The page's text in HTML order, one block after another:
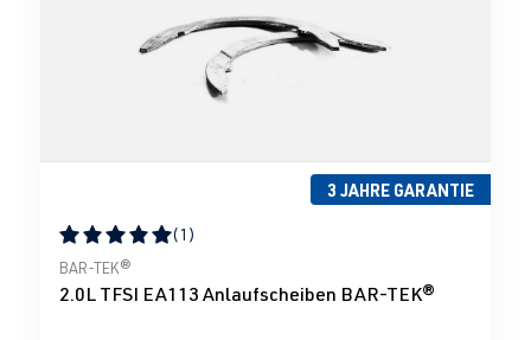
3 JAHRE GARANTIE
Durchschnittliche Bewertung von 5 von 5 Sternen
(1)
BAR-TEK®
2.0L TFSI EA113 Anlaufscheiben BAR-TEK®